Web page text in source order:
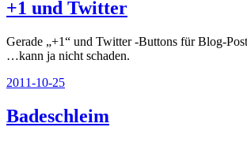
+1 und Twitter
Gerade „+1“ und Twitter -Buttons für Blog-
…kann ja nicht schaden.
Veröffentlicht
2011-10-25
Badeschleim